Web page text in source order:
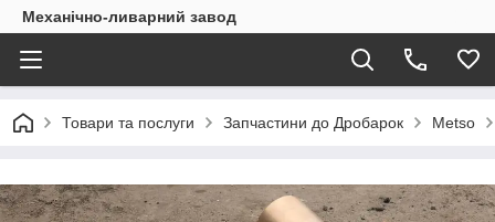
Механічно-ливарний завод
Товари та послуги Запчастини до Дробарок Metso